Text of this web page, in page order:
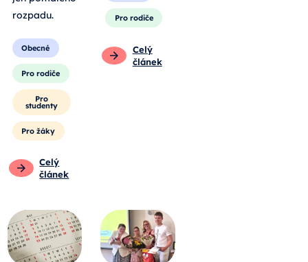
rozpadu.
Obecné
Pro rodiče
Pro
studenty
Pro žáky
Celý
článek
Pro rodiče
Celý
článek